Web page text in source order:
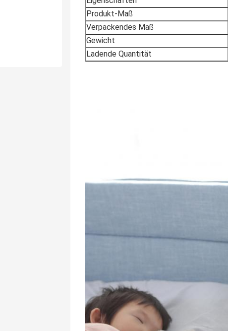
Produkt-Maß
Verpackendes Maß
Gewicht
Ladende Quantität